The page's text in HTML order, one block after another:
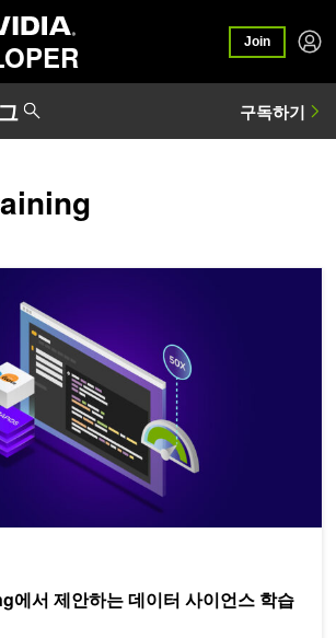
Join
에서 제안하는 데이터 사이언스 학습